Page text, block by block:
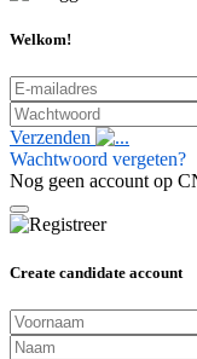
Welkom!
Verzenden
Wachtwoord vergeten?
Nog geen account op
Create candidate account